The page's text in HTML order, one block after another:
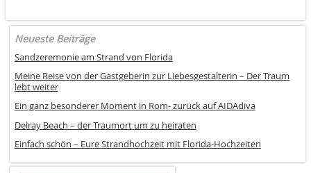
Neueste Beiträge
Sandzeremonie am Strand von Florida
Meine Reise von der Gastgeberin zur Liebesgestalterin – Der Traum
lebt weiter
Ein ganz besonderer Moment in Rom- zurück auf AIDAdiva
Delray Beach – der Traumort um zu heiraten
Einfach schön – Eure Strandhochzeit mit Florida-Hochzeiten